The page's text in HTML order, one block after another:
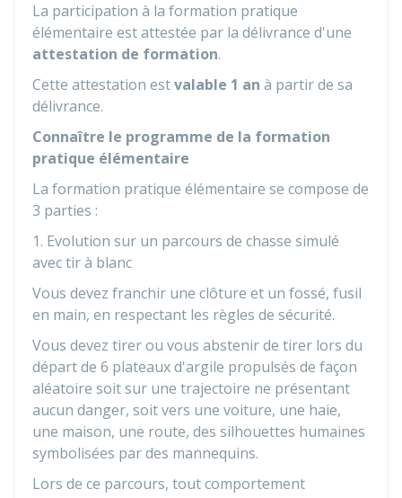
La participation à la formation pratique
élémentaire est attestée par la délivrance d'une
attestation de formation.
Cette attestation estvalable 1 an à partir de sa
délivrance.
Connaître le programme de la formation
pratique élémentaire
La formation pratique élémentaire se compose de
3 parties :
1. Evolution sur un parcours de chasse simulé
avec tir à blanc
Vous devez franchir une clôture et un fossé, fusil
en main, en respectant les règles de sécurité.
Vous devez tirer ou vous abstenir de tirer lors du
départ de 6 plateaux d'argile propulsés de façon
aléatoire soit sur une trajectoire ne présentant
aucun danger, soit vers une voiture, une haie,
une maison, une route, des silhouettes humaines
symbolisées par des mannequins.
Lors de ce parcours, tout comportement